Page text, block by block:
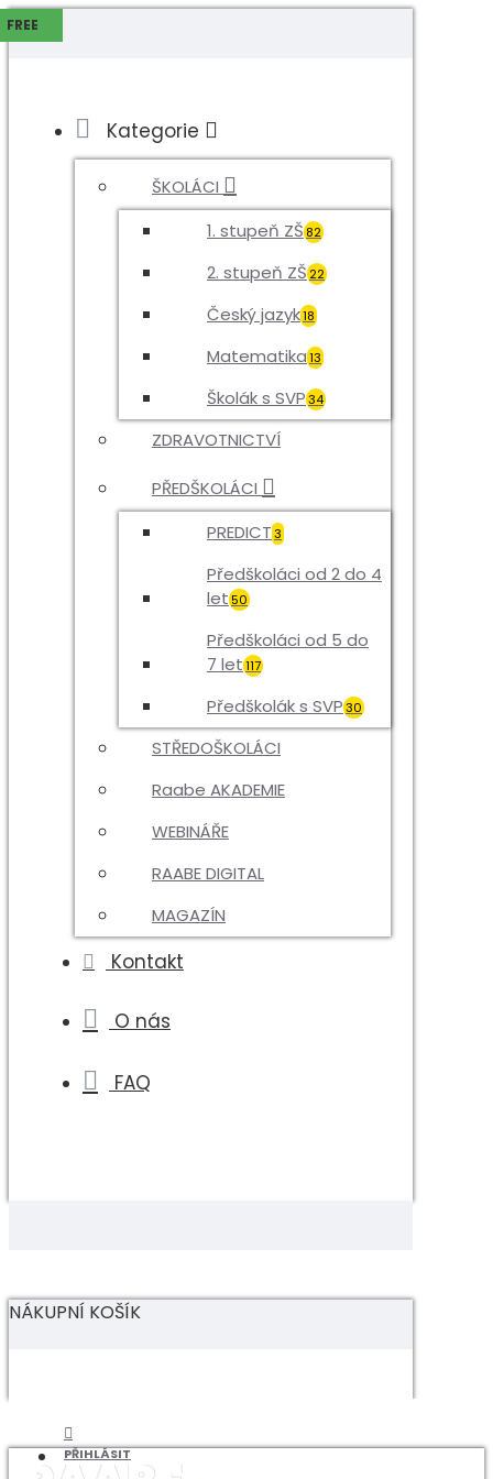
MENU
Kategorie
ŠKOLÁCI
1. stupeň ZŠ 82
2. stupeň ZŠ 22
Český jazyk18
Matematika13
Školák s SVP34
ZDRAVOTNICTVÍ
PŘEDŠKOLÁCI
PREDICT3
Předškoláci od 2 do 4
let50
Předškoláci od 5 do
7 let117
Předškolák s SVP30
STŘEDOŠKOLÁCI
Raabe AKADEMIE
WEBINÁŘE
RAABE DIGITAL
MAGAZÍN
Kontakt
O nás
FAQ
NÁKUPNÍ KOŠÍK
PŘIHLÁSIT
FREE
FREE